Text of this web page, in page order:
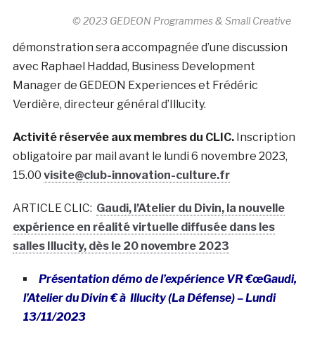
© 2023 GEDEON Programmes & Small Creative
démonstration sera accompagnée d’une discussion
avec Raphael Haddad, Business Development
Manager de GEDEON Experiences et Frédéric
Verdière, directeur général d’Illucity.
Activité réservée aux membres du CLIC.Inscription
obligatoire par mail avant le lundi 6 novembre 2023,
15.00 visite@club-innovation-culture.fr
ARTICLE CLIC: Gaudi, l’Atelier du Divin, la nouvelle
expérience en réalité virtuelle diffusée dans les
salles Illucity, dès le 20 novembre 2023
Présentation démo de l’expérience VR €œGaudi,
l’Atelier du Divin € à Illucity (La Défense) – Lundi
13/11/2023